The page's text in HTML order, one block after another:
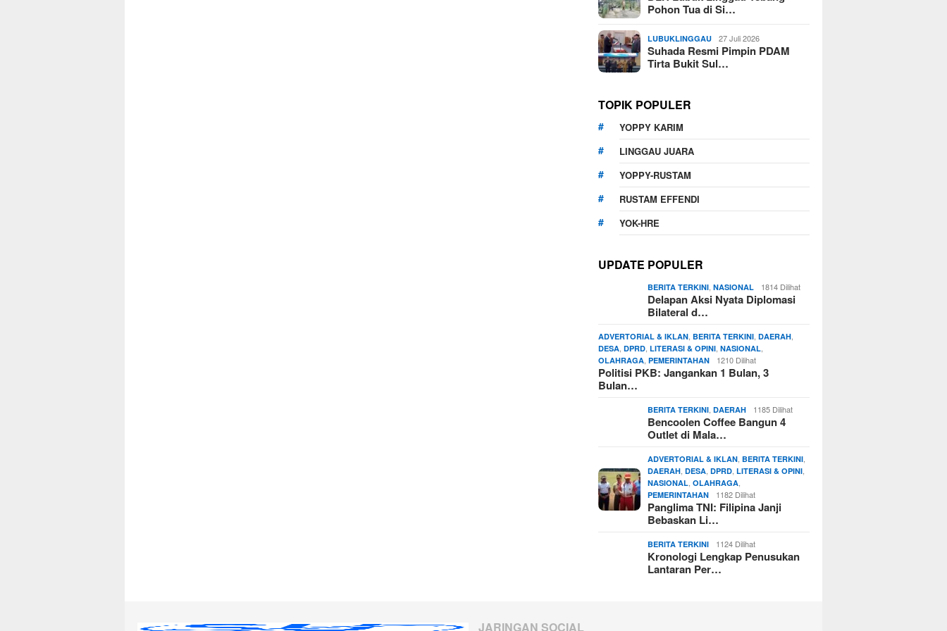
Pohon Tua di Si…
LUBUKLINGGAU 27 Juli 2026
Suhada Resmi Pimpin PDAM
Tirta Bukit Sul…
TOPIK POPULER
YOPPY KARIM
LINGGAU JUARA
YOPPY-RUSTAM
RUSTAM EFFENDI
YOK-HRE
UPDATE POPULER
BERITA TERKINI ,NASIONAL 1814 Dilihat
Delapan Aksi Nyata Diplomasi
Bilateral d…
ADVERTORIAL & IKLAN ,BERITA TERKINI ,DAERAH
DESA ,DPRD ,LITERASI & OPINI ,NASIONAL
OLAHRAGA ,PEMERINTAHAN 1210 Dilihat
Politisi PKB: Jangankan 1 Bulan, 3
Bulan…
BERITA TERKINI ,DAERAH 1185 Dilihat
Bencoolen Coffee Bangun 4
Outlet di Mala…
ADVERTORIAL & IKLAN ,BERITA TERKINI
DAERAH ,DESA ,DPRD ,LITERASI & OPINI
NASIONAL ,OLAHRAGA
PEMERINTAHAN 1182 Dilihat
Panglima TNI: Filipina Janji
Bebaskan Li…
BERITA TERKINI 1124 Dilihat
Kronologi Lengkap Penusukan
Lantaran Per…
JARINGAN SOCIAL